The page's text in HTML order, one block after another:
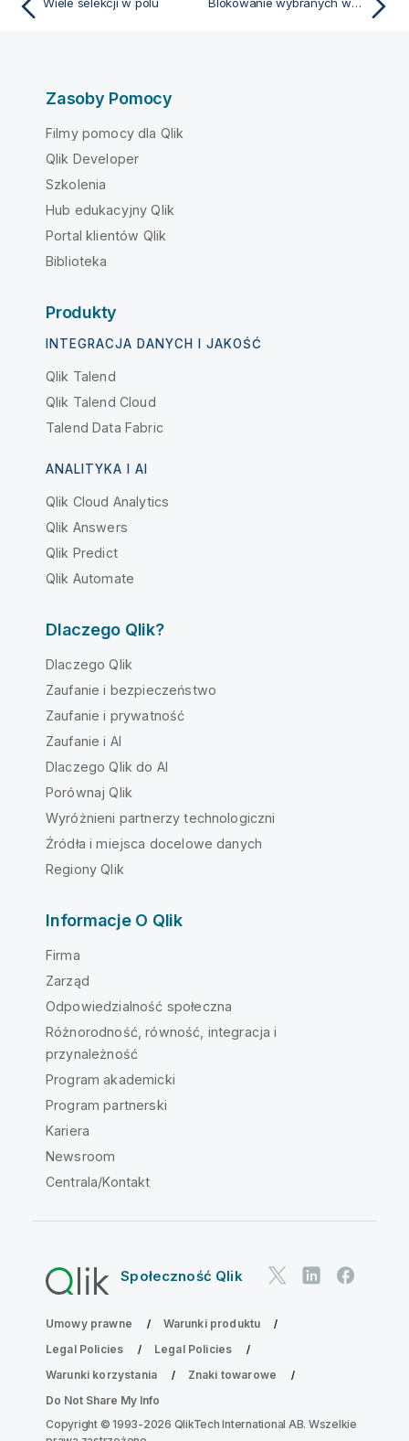
Zasoby Pomocy
Filmy pomocy dla Qlik
Qlik Developer
Szkolenia
Hub edukacyjny Qlik
Portal klientów Qlik
Biblioteka
Produkty
INTEGRACJA DANYCH I JAKOŚĆ
Qlik Talend
Qlik Talend Cloud
Talend Data Fabric
ANALITYKA I AI
Qlik Cloud Analytics
Qlik Answers
Qlik Predict
Qlik Automate
Dlaczego Qlik?
Dlaczego Qlik
Zaufanie i bezpieczeństwo
Zaufanie i prywatność
Zaufanie i AI
Dlaczego Qlik do AI
Porównaj Qlik
Wyróżnieni partnerzy technologiczni
Źródła i miejsca docelowe danych
Regiony Qlik
Informacje O Qlik
Firma
Zarząd
Odpowiedzialność społeczna
Różnorodność, równość, integracja i
przynależność
Program akademicki
Program partnerski
Kariera
Newsroom
Centrala/Kontakt
Społeczność Qlik
Umowy prawne
Warunki produktu
Legal Policies
Legal Policies
Warunki korzystania
Znaki towarowe
Do Not Share My Info
Copyright © 1993-2026 QlikTech International AB. Wszelkie